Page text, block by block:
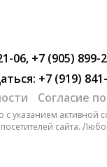
06, +7 (905) 899-
+7 (919)
Согласие
указанием
сайта.